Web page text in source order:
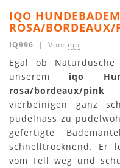
IQO
ROSA/BORDEAUX/
IQ996 | Von: iqo
Egal ob
unserem iqo
rosa/bordeaux/
vierbeinigen ganz
pudelnass zu
gefertigte
schnelltrocknend. Er
vom Fell weg und